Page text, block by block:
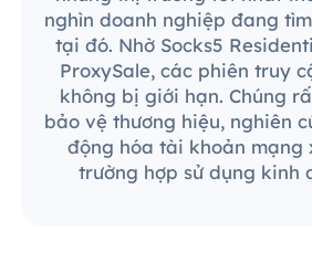
nghìn doanh nghiệp đang
tại đó. Nhờ Socks5
ProxySale, các phiên truy
không bị giới hạn. Chúng
bảo vệ thương hiệu, nghiên
động hóa tài khoản mạng
trường hợp sử dụng kinh